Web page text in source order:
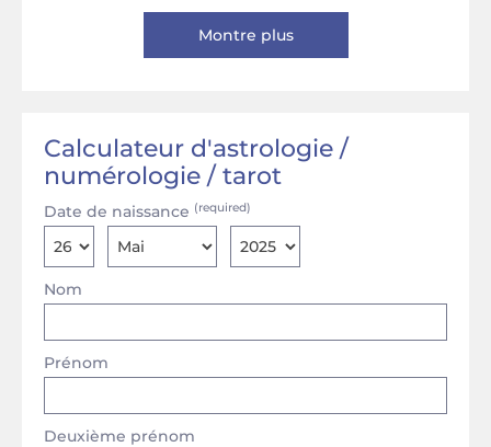
Montre plus
Calculateur d'astrologie /
numérologie / tarot
Nom
Prénom
Deuxième prénom
Date de naissance (required)